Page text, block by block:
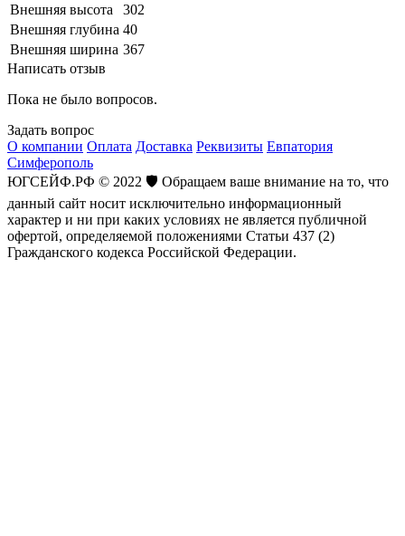
Внешняя высота
302
Внешняя глубина 40
Внешняя ширина 367
Написать отзыв
Пока не было вопросов.
Задать вопрос
О компании Оплата Доставка Реквизиты Евпатория
Симферополь
ЮГСЕЙФ.РФ © 2022 🛡️ Обращаем ваше внимание на то, что
данный сайт носит исключительно информационный
характер и ни при каких условиях не является публичной
офертой, определяемой положениями Статьи 437 (2)
Гражданского кодекса Российской Федерации.